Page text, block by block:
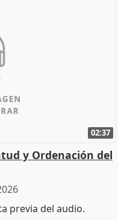
02:37
y Ordenación del